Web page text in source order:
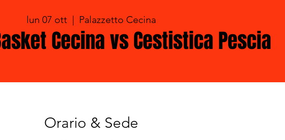
lun 07 ott
  |
Palazzetto Cecina
Cecina vs Cestistica Pescia
Orario & Sede